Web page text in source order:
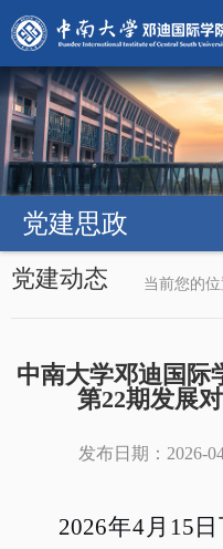
党建思政
党建动态 当前您的位
中南大学邓迪国际
第22期发展
发布日期：2026-
2026年4月 15